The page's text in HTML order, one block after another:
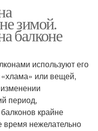
зимой.
балконе
используют его
«хлама» или вещей,
период,
крайне
время нежелательно